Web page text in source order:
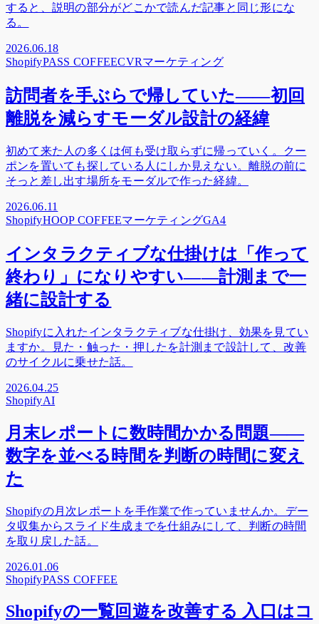
すると、説明の部分がどこかで読んだ記事と同じ形にな
る。
2026.06.18
ShopifyPASS COFFEECVRマーケティング
訪問者を手ぶらで帰していた——初回
離脱を減らすモーダル設計の経緯
初めて来た人の多くは何も受け取らずに帰っていく。クー
ポンを置いても探している人にしか見えない。離脱の前に
そっと差し出す場所をモーダルで作った経緯。
2026.06.11
ShopifyHOOP COFFEEマーケティングGA4
インタラクティブな仕掛けは「作って
終わり」になりやすい——計測まで一
緒に設計する
Shopifyに入れたインタラクティブな仕掛け、効果を見てい
ますか。見た・触った・押したを計測まで設計して、改善
のサイクルに乗せた話。
2026.04.25
ShopifyAI
月末レポートに数時間かかる問題——
数字を並べる時間を判断の時間に変え
た
Shopifyの月次レポートを手作業で作っていませんか。デー
タ収集からスライド生成までを仕組みにして、判断の時間
を取り戻した話。
2026.01.06
ShopifyPASS COFFEE
Shopifyの一覧回遊を改善する 入口はコ